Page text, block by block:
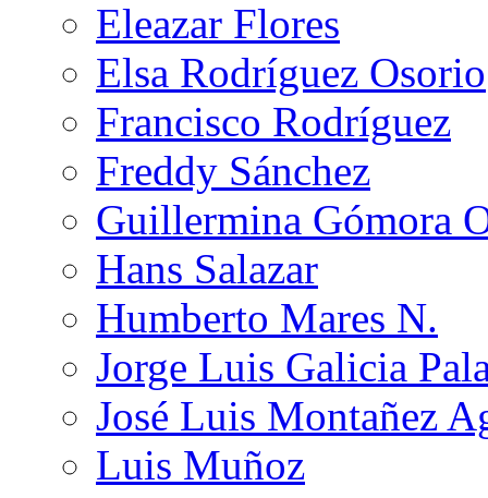
Eleazar Flores
Elsa Rodríguez Osorio
Francisco Rodríguez
Freddy Sánchez
Guillermina Gómora
Hans Salazar
Humberto Mares N.
Jorge Luis Galicia
José Luis Montañez
Luis Muñoz